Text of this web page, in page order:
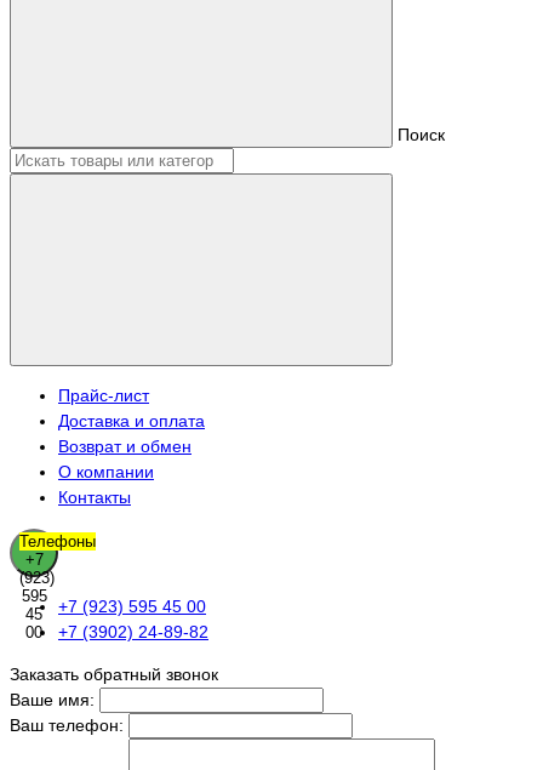
Поиск
Прайс-лист
Доставка и оплата
Возврат и обмен
О компании
Контакты
Телефоны
+7
(923)
595
45
00
+7 (923) 595 45 00
+7 (3902) 24-89-82
Заказать обратный звонок
Ваше имя:
Ваш телефон: